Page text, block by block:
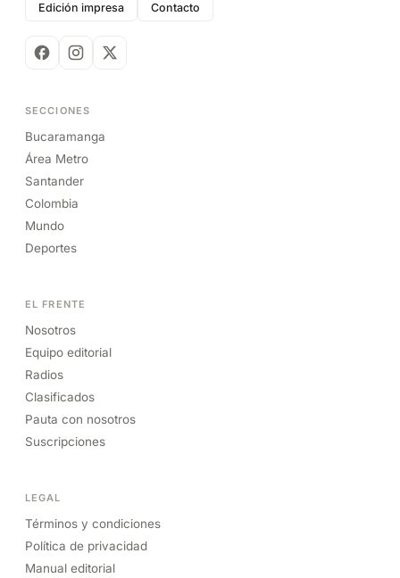
Edición impresa Contacto
SECCIONES
Bucaramanga
Área Metro
Santander
Colombia
Mundo
Deportes
EL FRENTE
Nosotros
Equipo editorial
Radios
Clasificados
Pauta con nosotros
Suscripciones
LEGAL
Términos y condiciones
Política de privacidad
Manual editorial